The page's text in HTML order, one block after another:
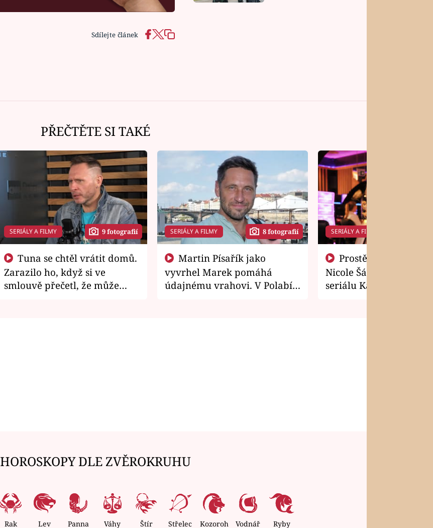
Sdílejte článek
PŘEČTĚTE SI TAKÉ
SERIÁLY A FILMY 9 fotografií
Zarazilo ho, když si ve
smlouvě přečetl, že může
SERIÁLY A FILMY 8 fotografií
vyvrhel Marek pomáhá
údajnému vrahovi. V Polabí
SERIÁLY A FILMY
Nicole Šáchová získala
seriálu Kamarádi
HOROSKOPY DLE ZVĚROKRUHU
Rak Lev Panna Váhy Štír Střelec Kozoroh Vodnář Ryby